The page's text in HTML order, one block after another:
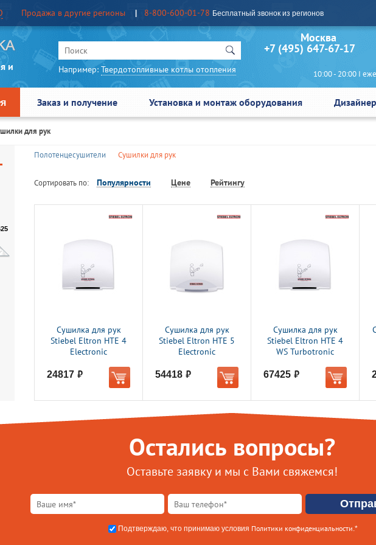
Продажа в другие регионы 8-800-600-01-78 Бесплатный звонок из регионов
и
Например: Твердотопливные котлы отопления
Москва
+7 (495) 647-67-17
10:00 - 20:00 I
Заказ и получение Установка и монтаж оборудования
для рук
Полотенцесушители Сушилки для рук
Сортировать по: Популярности Цене Рейтингу
Сушилка для рук
Stiebel Eltron HTE 4
Electronic
24817 руб.
Сушилка для рук
Stiebel Eltron HTE 5
Electronic
54418 руб.
Сушилка для рук
Stiebel Eltron HTE 4
WS Turbotronic
67425 руб.
Остались вопросы?
Оставьте заявку и мы с Вами свяжемся!
Подтверждаю, что принимаю условия Политики конфиденциальности .*